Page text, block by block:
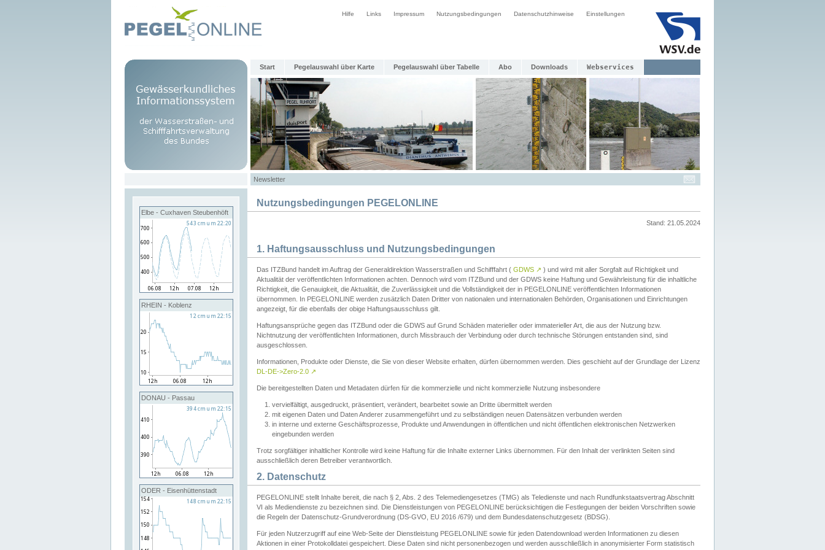
Hilfe Links Impressum Nutzungsbedingungen Datenschutzhinweise Einstellungen
Start Pegelauswahl über Karte Pegelauswahl über Tabelle Abo Downloads Webservices
Newsletter
Elbe - Cuxhaven Steubenhöft
RHEIN - Koblenz
DONAU - Passau
ODER - Eisenhüttenstadt
Nutzungsbedingungen PEGELONLINE
Stand: 21.05.2024
1. Haftungsausschluss und Nutzungsbedingungen
Das ITZBund handelt im Auftrag der Generaldirektion Wasserstraßen und Schifffahrt ( GDWS ↗ ) und wird mit aller Sorgfalt auf Richtigkeit und
Aktualität der veröffentlichten Informationen achten. Dennoch wird vom ITZBund und der GDWS keine Haftung und Gewährleistung für die inhaltliche
Richtigkeit, die Genauigkeit, die Aktualität, die Zuverlässigkeit und die Vollständigkeit der in PEGELONLINE veröffentlichten Informationen
übernommen. In PEGELONLINE werden zusätzlich Daten Dritter von nationalen und internationalen Behörden, Organisationen und Einrichtungen
angezeigt, für die ebenfalls der obige Haftungsausschluss gilt.
Haftungsansprüche gegen das ITZBund oder die GDWS auf Grund Schäden materieller oder immaterieller Art, die aus der Nutzung bzw.
Nichtnutzung der veröffentlichten Informationen, durch Missbrauch der Verbindung oder durch technische Störungen entstanden sind, sind
ausgeschlossen.
Informationen, Produkte oder Dienste, die Sie von dieser Website erhalten, dürfen übernommen werden. Dies geschieht auf der Grundlage der Lizenz
DL-DE->Zero-2.0 ↗
Die bereitgestellten Daten und Metadaten dürfen für die kommerzielle und nicht kommerzielle Nutzung insbesondere
vervielfältigt, ausgedruckt, präsentiert, verändert, bearbeitet sowie an Dritte übermittelt werden
mit eigenen Daten und Daten Anderer zusammengeführt und zu selbständigen neuen Datensätzen verbunden werden
in interne und externe Geschäftsprozesse, Produkte und Anwendungen in öffentlichen und nicht öffentlichen elektronischen Netzwerken
eingebunden werden
Trotz sorgfältiger inhaltlicher Kontrolle wird keine Haftung für die Inhalte externer Links übernommen. Für den Inhalt der verlinkten Seiten sind
ausschließlich deren Betreiber verantwortlich.
2. Datenschutz
PEGELONLINE stellt Inhalte bereit, die nach § 2, Abs. 2 des Telemediengesetzes (TMG) als Teledienste und nach Rundfunkstaatsvertrag Abschnitt
VI als Mediendienste zu bezeichnen sind. Die Dienstleistungen von PEGELONLINE berücksichtigen die Festlegungen der beiden Vorschriften sowie
die Regeln der Datenschutz-Grundverordnung (DS-GVO, EU 2016 /679) und dem Bundesdatenschutzgesetz (BDSG).
Für jeden Nutzerzugriff auf eine Web-Seite der Dienstleistung PEGELONLINE sowie für jeden Datendownload werden Informationen zu diesen
Aktionen in einer Protokolldatei gespeichert. Diese Daten sind nicht personenbezogen und werden ausschließlich in anonymisierter Form statistisch